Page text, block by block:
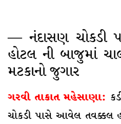
— નંદાસણ ચોકડી
હોટલ ની બાજુમાં
મટકાનો જુગાર
ગરવી તાકાત મહેસાણા:
ચોકડી પાસે આવેલ તવક્કલ